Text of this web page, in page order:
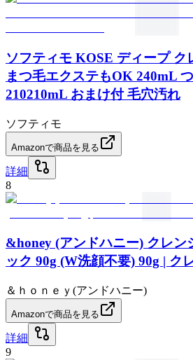
ソフティモ KOSE ディープ ク
まつ毛エクステもOK 240mL
210210mL おまけ付 毛穴汚れ
ソフティモ
Amazonで商品を見る
詳細
8
&honey (アンドハニー) クレン
ック 90g (W洗顔不要) 90g | ク
＆ｈｏｎｅｙ(アンドハニー)
Amazonで商品を見る
詳細
9